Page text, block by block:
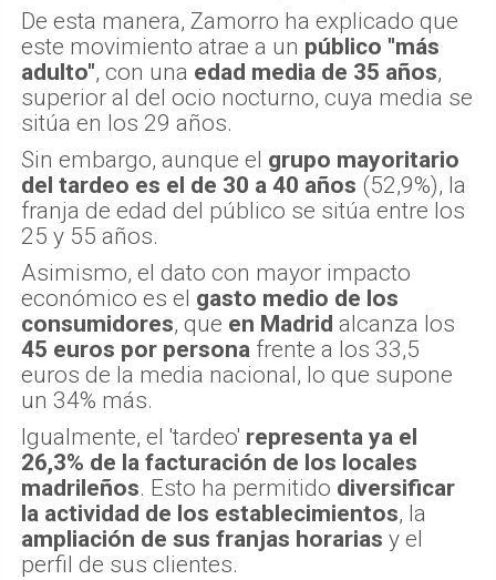
De esta manera, Zamorro ha explicado que
este movimiento atrae a un público "más
adulto", con una edad media de 35 años,
superior al del ocio nocturno, cuya media se
sitúa en los 29 años.
Sin embargo, aunque el grupo mayoritario
del tardeo es el de 30 a 40 años (52,9%), la
franja de edad del público se sitúa entre los
25 y 55 años.
Asimismo, el dato con mayor impacto
económico es el gasto medio de los
consumidores, que en Madrid alcanza los
45 euros por persona frente a los 33,5
euros de la media nacional, lo que supone
un 34% más.
Igualmente, el 'tardeo' representa ya el
26,3% de la facturación de los locales
madrileños. Esto ha permitido diversificar
la actividad de los establecimientos, la
ampliación de sus franjas horarias y el
perfil de sus clientes.